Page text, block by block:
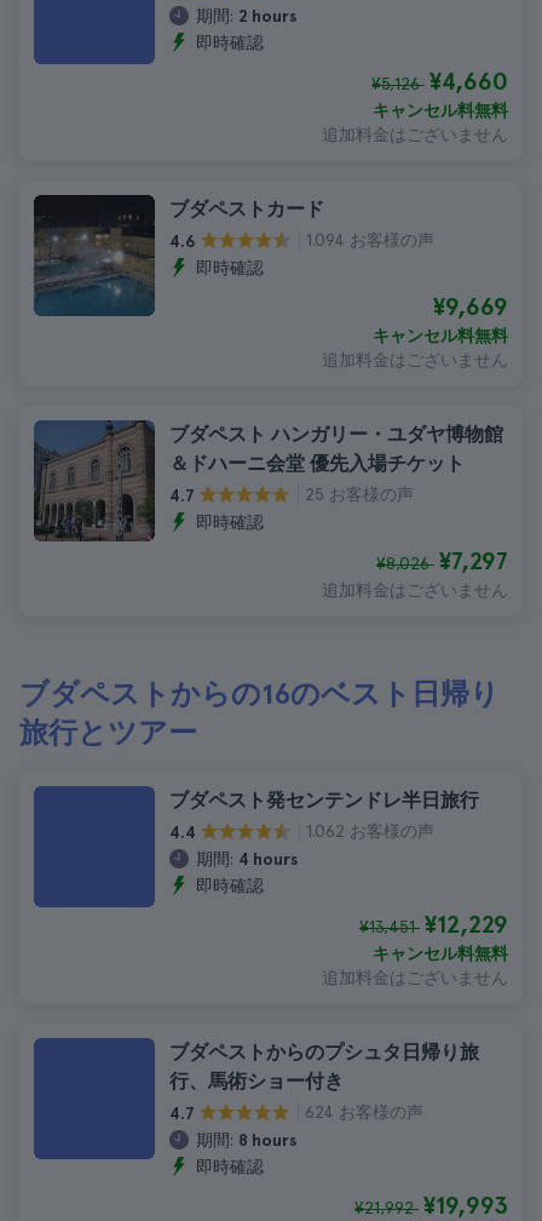
期間: 2 hours
即時確認
¥5,126 ¥4,660
キャンセル料無料
追加料金はございません
ブダペストカード
4.6
1.094 お客様の声
即時確認
¥9,669
キャンセル料無料
追加料金はございません
ブダペスト ハンガリー・ユダヤ博物館
＆ドハーニ会堂 優先入場チケット
4.7
25 お客様の声
即時確認
¥8,026 ¥7,297
追加料金はございません
ブダペストからの16のベスト日帰り
旅行とツアー
ブダペスト発センテンドレ半日旅行
4.4
1.062 お客様の声
期間: 4 hours
即時確認
¥13,451 ¥12,229
キャンセル料無料
追加料金はございません
ブダペストからのプシュタ日帰り旅
行、馬術ショー付き
4.7
624 お客様の声
期間: 8 hours
即時確認
¥21,992 ¥19,993